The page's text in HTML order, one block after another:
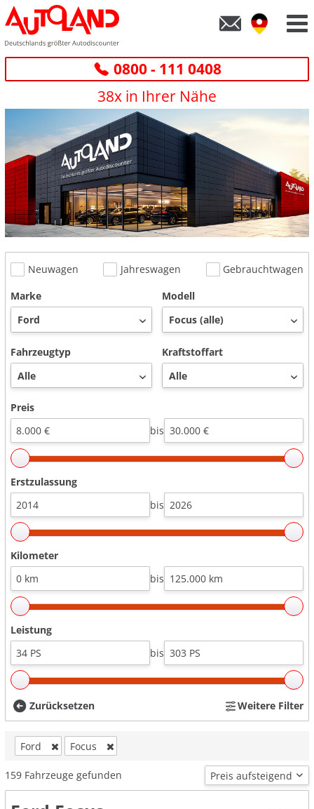
0800 - 111 0408
38x in Ihrer Nähe
Neuwagen Jahreswagen
Gebrauchtwagen
Marke
Modell
Fahrzeugtyp Kraftstoffart
Preis
bis
Erstzulassung
bis
Kilometer
bis
Leistung
bis
Zurücksetzen Weitere Filter
Ford Focus
159 Fahrzeuge gefunden